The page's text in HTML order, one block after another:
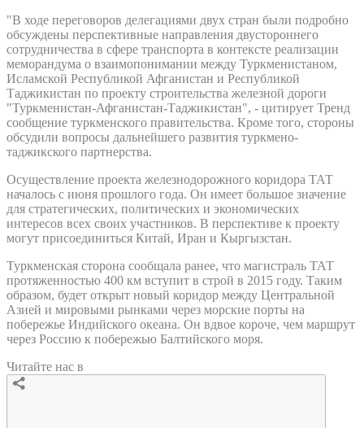
"В ходе переговоров делегациями двух стран были подробно
обсуждены перспективные направления двустороннего
сотрудничества в сфере транспорта в контексте реализации
меморандума о взаимопонимании между Туркменистаном,
Исламской Республикой Афганистан и Республикой
Таджикистан по проекту строительства железной дороги
"Туркменистан-Афганистан-Таджикистан", - цитирует Тренд
сообщение туркменского правительства. Кроме того, стороны
обсудили вопросы дальнейшего развития туркмено-
таджикского партнерства.
Осуществление проекта железнодорожного коридора ТАТ
началось с июня прошлого года. Он имеет большое значение
для стратегических, политических и экономических
интересов всех своих участников. В перспективе к проекту
могут присоединиться Китай, Иран и Кыргызстан.
Туркменская сторона сообщала ранее, что магистраль ТАТ
протяженностью 400 км вступит в строй в 2015 году. Таким
образом, будет открыт новый коридор между Центральной
Азией и мировыми рынками через морские порты на
побережье Индийского океана. Он вдвое короче, чем маршрут
через Россию к побережью Балтийского моря.
Читайте нас в